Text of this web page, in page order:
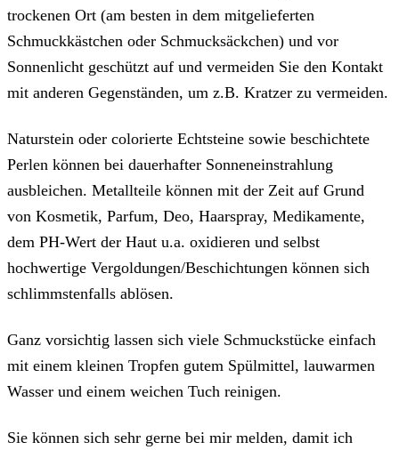
trockenen Ort (am besten in dem mitgelieferten
Schmuckkästchen oder Schmucksäckchen) und vor
Sonnenlicht geschützt auf und vermeiden Sie den Kontakt
mit anderen Gegenständen, um z.B. Kratzer zu vermeiden.
Naturstein oder colorierte Echtsteine sowie beschichtete
Perlen können bei dauerhafter Sonneneinstrahlung
ausbleichen. Metallteile können mit der Zeit auf Grund
von Kosmetik, Parfum, Deo, Haarspray, Medikamente,
dem PH-Wert der Haut u.a. oxidieren und selbst
hochwertige Vergoldungen/Beschichtungen können sich
schlimmstenfalls ablösen.
Ganz vorsichtig lassen sich viele Schmuckstücke einfach
mit einem kleinen Tropfen gutem Spülmittel, lauwarmen
Wasser und einem weichen Tuch reinigen.
Sie können sich sehr gerne bei mir melden, damit ich